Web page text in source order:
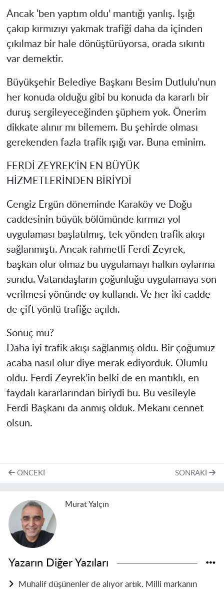
Ancak ‘ben yaptım oldu’ mantığı yanlış. Işığı
çakıp kırmızıyı yakmak trafiği daha da içinden
çıkılmaz bir hale dönüştürüyorsa, orada sıkıntı
var demektir.
Büyükşehir Belediye Başkanı Besim Dutlulu’nun
her konuda olduğu gibi bu konuda da kararlı bir
duruş sergileyeceğinden şüphem yok. Önerim
dikkate alınır mı bilemem. Bu şehirde olması
gerekenden fazla trafik ışığı var. Buna eminim.
FERDİ ZEYREK’İN EN BÜYÜK
HİZMETLERİNDEN BİRİYDİ
Cengiz Ergün döneminde Karaköy ve Doğu
caddesinin büyük bölümünde kırmızı yol
uygulaması başlatılmış, tek yönden trafik akışı
sağlanmıştı. Ancak rahmetli Ferdi Zeyrek,
başkan olur olmaz bu uygulamayı halkın oylarına
sundu. Vatandaşların çoğunluğu uygulamaya son
verilmesi yönünde oy kullandı. Ve her iki cadde
de çift yönlü trafiğe açıldı.
Sonuç mu?
Daha iyi trafik akışı sağlanmış oldu. Bir çoğumuz
acaba nasıl olur diye merak ediyorduk. Olumlu
oldu. Ferdi Zeyrek’in belki de en mantıklı, en
faydalı kararlarından biriydi bu. Bu vesileyle
Ferdi Başkanı da anmış olduk. Mekanı cennet
olsun.
ÖNCEKI SONRAKI
Murat Yalçın
Yazarın Diğer Yazıları
Muhalif düşünenler de alıyor artık. Milli markanın